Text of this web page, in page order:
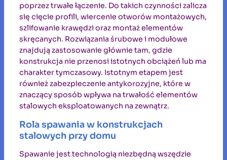
poprzez trwałe łączenie. Do takich czynności zalicza
się cięcie profili, wiercenie otworów montażowych,
szlifowanie krawędzi oraz montaż elementów
skręcanych. Rozwiązania śrubowe i modułowe
znajdują zastosowanie głównie tam, gdzie
konstrukcja nie przenosi istotnych obciążeń lub ma
charakter tymczasowy. Istotnym etapem jest
również zabezpieczenie antykorozyjne, które w
znaczący sposób wpływa na trwałość elementów
stalowych eksploatowanych na zewnątrz.
Rola spawania w konstrukcjach
stalowych przy domu
Spawanie jest technologią niezbędną wszędzie